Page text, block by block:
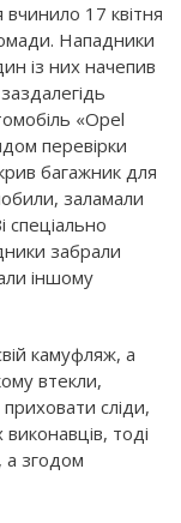
17 квітня
Нападники
із них начепив
«Opel
перевірки
багажник для
заламали
спеціально
забрали
іншому
камуфляж, а
втекли,
сліди,
тоді
а згодом